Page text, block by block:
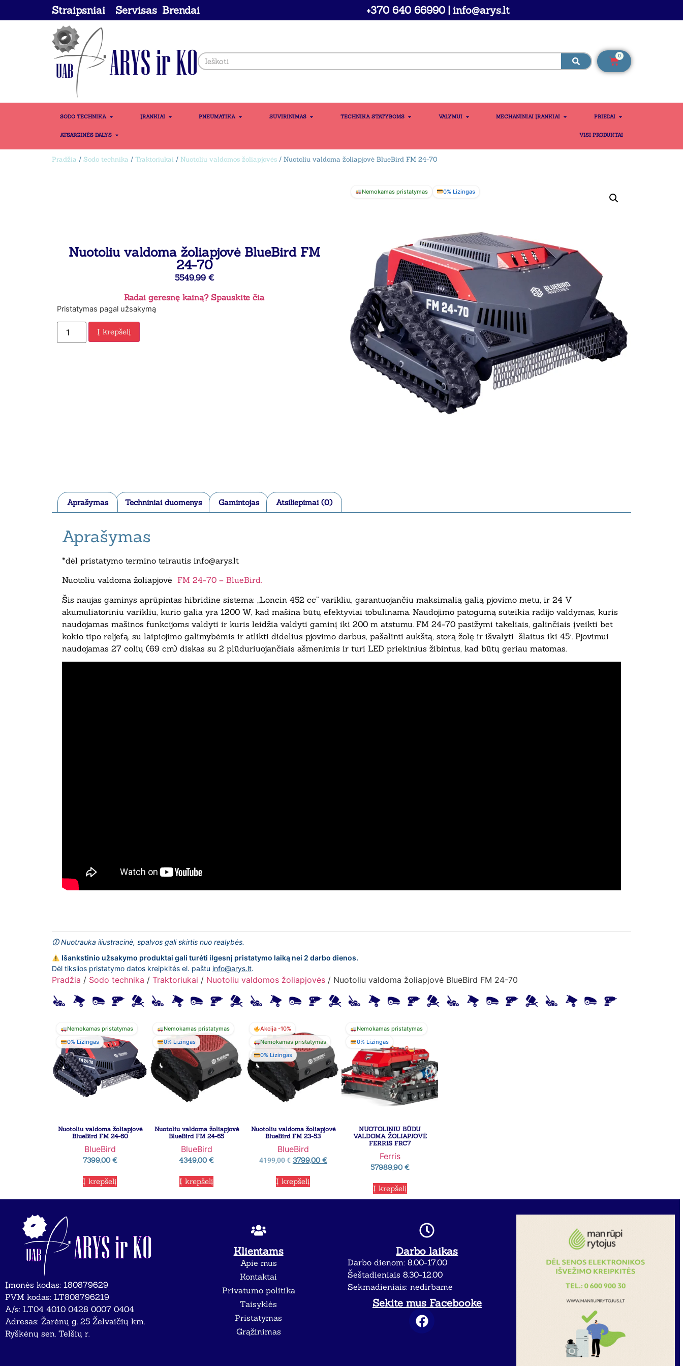
Straipsniai Servisas Brendai +370 640 66990 | info@arys.lt
0
SODO TECHNIKA ĮRANKIAI PNEUMATIKA SUVIRINIMAS TECHNIKA STATYBOMS VALYMUI MECHANINIAI ĮRANKIAI PRIEDAI
ATSARGINĖS DALYS VISI PRODUKTAI
Pradžia / Sodo technika / Traktoriukai / Nuotoliu valdomos žoliapjovės / Nuotoliu valdoma žoliapjovė BlueBird FM 24-70
Nuotoliu valdoma žoliapjovė BlueBird FM
24-70
5549,99 €
Radai geresnę kainą? Spauskite čia
Pristatymas pagal užsakymą
Į krepšelį
Nemokamas pristatymas 0% Lizingas
Aprašymas Techniniai duomenys Gamintojas Atsiliepimai (0)
Aprašymas
*dėl pristatymo termino teirautis info@arys.lt
Nuotoliu valdoma žoliapjovė FM 24-70 – BlueBird.
Šis naujas gaminys aprūpintas hibridine sistema: „Loncin 452 cc” varikliu, garantuojančiu maksimalią galią pjovimo metu, ir 24 V
akumuliatoriniu varikliu, kurio galia yra 1200 W, kad mašina būtų efektyviai tobulinama. Naudojimo patogumą suteikia radijo valdymas, kuris
naudojamas mašinos funkcijoms valdyti ir kuris leidžia valdyti gaminį iki 200 m atstumu. FM 24-70 pasižymi takeliais, galinčiais įveikti bet
kokio tipo reljefą, su laipiojimo galimybėmis ir atlikti didelius pjovimo darbus, pašalinti aukštą, storą žolę ir išvalyti šlaitus iki 45°. Pjovimui
naudojamas 27 colių (69 cm) diskas su 2 plūduriuojančiais ašmenimis ir turi LED priekinius žibintus, kad būtų geriau matomas.
🛈 Nuotrauka iliustracinė, spalvos gali skirtis nuo realybės.
Išankstinio užsakymo produktai gali turėti ilgesnį pristatymo laiką nei 2 darbo dienos.
Dėl tikslios pristatymo datos kreipkitės el. paštu info@arys.lt.
Pradžia / Sodo technika / Traktoriukai / Nuotoliu valdomos žoliapjovės / Nuotoliu valdoma žoliapjovė BlueBird FM 24-70
Nemokamas pristatymas
0% Lizingas
Nuotoliu valdoma žoliapjovė
BlueBird FM 24-60
BlueBird
7399,00€
Į krepšelį
Nemokamas pristatymas
0% Lizingas
Nuotoliu valdoma žoliapjovė
BlueBird FM 24-65
BlueBird
4349,00€
Į krepšelį
Akcija -10%
Nemokamas pristatymas
0% Lizingas
Nuotoliu valdoma žoliapjovė
BlueBird FM 23-53
BlueBird
4199,00€ 3799,00€
Į krepšelį
Nemokamas pristatymas
0% Lizingas
NUOTOLINIU BŪDU
VALDOMA ŽOLIAPJOVĖ
FERRIS FRC7
Ferris
57989,90€
Į krepšelį
Įmonės kodas: 180879629
PVM kodas: LT808796219
A/s: LT04 4010 0428 0007 0404
Adresas: Žarėnų g. 25 Želvaičių km.
Ryškėnų sen. Telšių r.
Klientams
Apie mus
Kontaktai
Privatumo politika
Taisyklės
Pristatymas
Grąžinimas
Darbo laikas
Darbo dienom: 8.00-17.00
Šeštadieniais 8.30-12.00
Sekmadieniais: nedirbame
Sekite mus Facebooke